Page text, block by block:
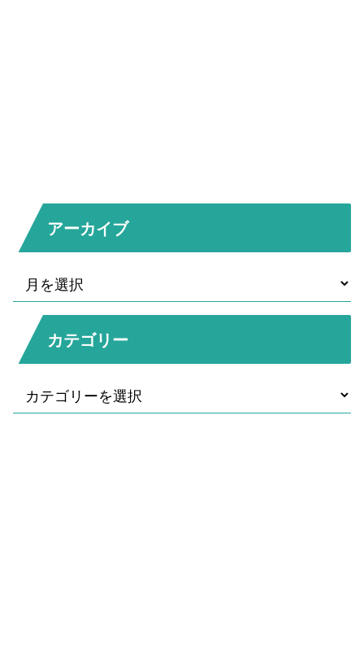
アーカイブ
カテゴリー